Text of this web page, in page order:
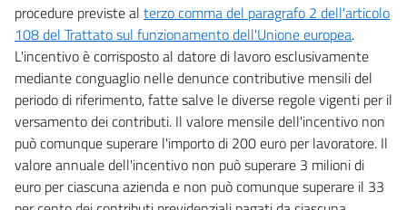
procedure previste al terzo comma del paragrafo 2 dell'articolo
108 del Trattato sul funzionamento dell'Unione europea.
L'incentivo è corrisposto al datore di lavoro esclusivamente
mediante conguaglio nelle denunce contributive mensili del
periodo di riferimento, fatte salve le diverse regole vigenti per il
versamento dei contributi. Il valore mensile dell'incentivo non
può comunque superare l'importo di 200 euro per lavoratore. Il
valore annuale dell'incentivo non può superare 3 milioni di
euro per ciascuna azienda e non può comunque superare il 33